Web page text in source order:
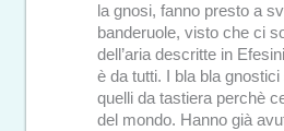
la gnosi, fanno presto a
banderuole, visto che ci
dell’aria descritte in
è da tutti. I bla bla
quelli da tastiera perchè
del mondo. Hanno già